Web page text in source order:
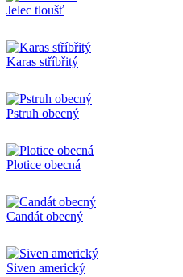
Jelec tloušť
Karas stříbřitý
Pstruh obecný
Plotice obecná
Candát obecný
Siven americký